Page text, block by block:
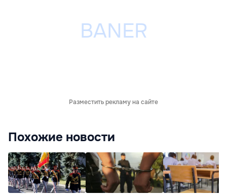
Разместить рекламу на сайте
Похожие новости